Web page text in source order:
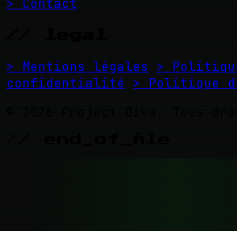
> Contact
> Mentions légales
>
confidentialité > Politique